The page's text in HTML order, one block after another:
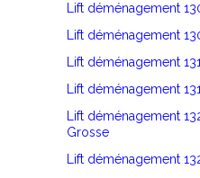
Lift déménagement
Lift déménagement
Lift déménagement
Lift déménagement
Lift déménagement
Grosse
Lift déménagement